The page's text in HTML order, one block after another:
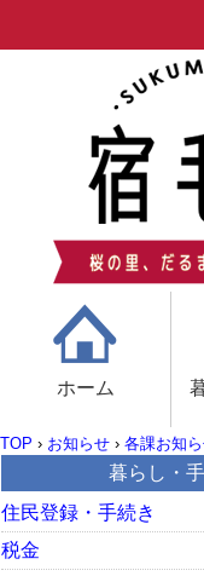
ホーム
TOP › お知らせ › 各課お知
暮らし・
住民登録・手続き
税金